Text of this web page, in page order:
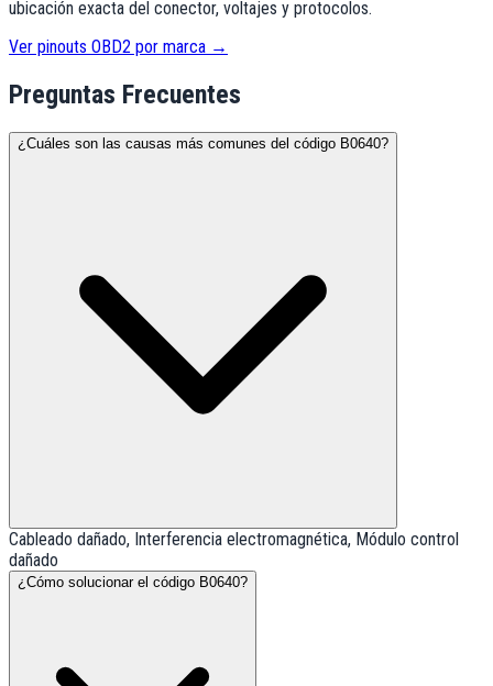
ubicación exacta del conector, voltajes y protocolos.
Ver pinouts OBD2 por marca →
Preguntas Frecuentes
¿Cuáles son las causas más comunes del código B0640?
Cableado dañado, Interferencia electromagnética, Módulo control
dañado
¿Cómo solucionar el código B0640?